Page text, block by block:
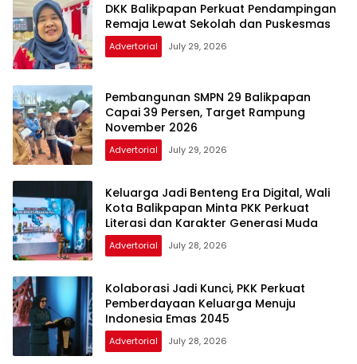
DKK Balikpapan Perkuat Pendampingan
Remaja Lewat Sekolah dan Puskesmas
Advertorial July 29, 2026
Pembangunan SMPN 29 Balikpapan
Capai 39 Persen, Target Rampung
November 2026
Advertorial July 29, 2026
Keluarga Jadi Benteng Era Digital, Wali
Kota Balikpapan Minta PKK Perkuat
Literasi dan Karakter Generasi Muda
Advertorial July 28, 2026
Kolaborasi Jadi Kunci, PKK Perkuat
Pemberdayaan Keluarga Menuju
Indonesia Emas 2045
Advertorial July 28, 2026